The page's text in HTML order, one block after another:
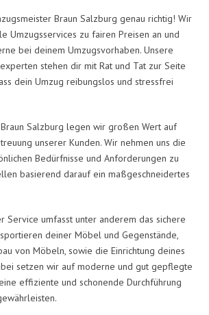
Braun Salzburg genau richtig! Wir
Umzugsservices zu fairen Preisen an und
bei deinem Umzugsvorhaben. Unsere
stehen dir mit Rat und Tat zur Seite
dein Umzug reibungslos und stressfrei
Salzburg legen wir großen Wert auf
unserer Kunden. Wir nehmen uns die
Bedürfnisse und Anforderungen zu
basierend darauf ein maßgeschneidertes
Service umfasst unter anderem das sichere
deiner Möbel und Gegenstände,
von Möbeln, sowie die Einrichtung deines
setzen wir auf moderne und gut gepflegte
effiziente und schonende Durchführung